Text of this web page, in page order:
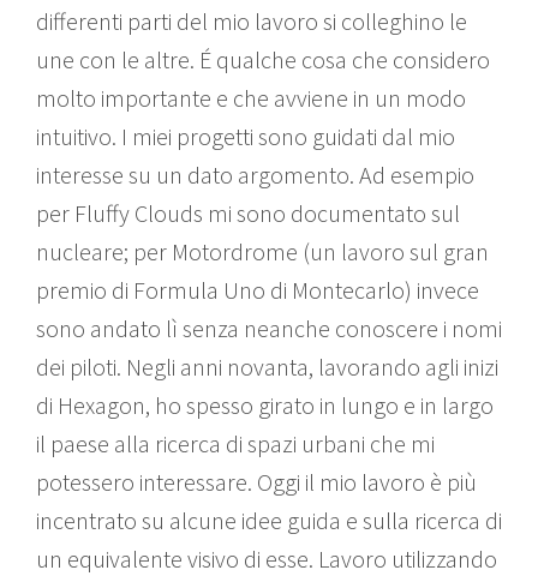
differenti parti del mio lavoro si colleghino le
une con le altre. É qualche cosa che considero
molto importante e che avviene in un modo
intuitivo. I miei progetti sono guidati dal mio
interesse su un dato argomento. Ad esempio
per Fluffy Clouds mi sono documentato sul
nucleare; per Motordrome (un lavoro sul gran
premio di Formula Uno di Montecarlo) invece
sono andato lì senza neanche conoscere i nomi
dei piloti. Negli anni novanta, lavorando agli inizi
di Hexagon, ho spesso girato in lungo e in largo
il paese alla ricerca di spazi urbani che mi
potessero interessare. Oggi il mio lavoro è più
incentrato su alcune idee guida e sulla ricerca di
un equivalente visivo di esse. Lavoro utilizzando